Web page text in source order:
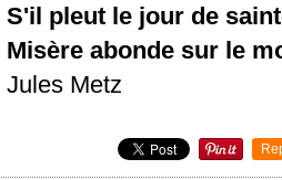
S'il pleut le jour de
Misère abonde sur le
Jules Metz